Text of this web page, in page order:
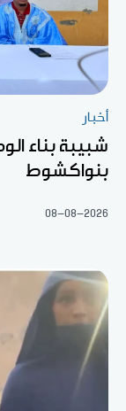
أخبار
بنواكشوط
08-08-2026